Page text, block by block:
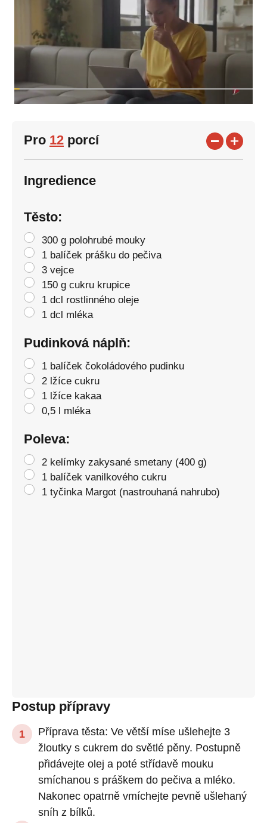
Pro 12 porcí
Ingredience
Těsto:
300 g polohrubé mouky
1 balíček prášku do pečiva
3 vejce
150 g cukru krupice
1 dcl rostlinného oleje
1 dcl mléka
Pudinková náplň:
1 balíček čokoládového pudinku
2 lžíce cukru
1 lžíce kakaa
0,5 l mléka
Poleva:
2 kelímky zakysané smetany (400 g)
1 balíček vanilkového cukru
1 tyčinka Margot (nastrouhaná nahrubo)
Postup přípravy
Příprava těsta: Ve větší míse ušlehejte 3
žloutky s cukrem do světlé pěny. Postupně
přidávejte olej a poté střídavě mouku
smíchanou s práškem do pečiva a mléko.
Nakonec opatrně vmíchejte pevně ušlehaný
sníh z bílků.